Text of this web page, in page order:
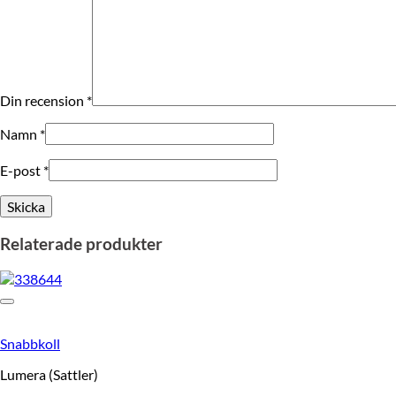
Din recension *
Namn *
E-post *
Relaterade produkter
Snabbkoll
Lumera (Sattler)